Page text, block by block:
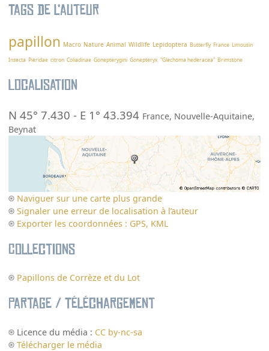
Tags de l’auteur
papillon Macro Nature Animal Wildlife Lepidoptera Butterfly France Limousin
Insecta Pieridae citron Coliadinae Gonepterygini Gonepteryx "Glechoma hederacea" Brimstone
Localisation
N 45° 7.430 - E 1° 43.394 France, Nouvelle-Aquitaine,
Beynat
Naviguer sur une carte plus grande
Signaler une erreur de localisation à l’auteur
Exporter les coordonnées : GPS, KML
Collections
Papillons de Corrèze et du Lot
Partage / Téléchargement
Licence du média : CC by-nc-sa
Télécharger le média